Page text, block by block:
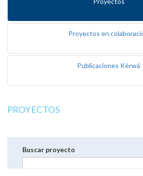
Proyectos en
Publicaciones Kérwá
PROYECTOS
Buscar proyecto